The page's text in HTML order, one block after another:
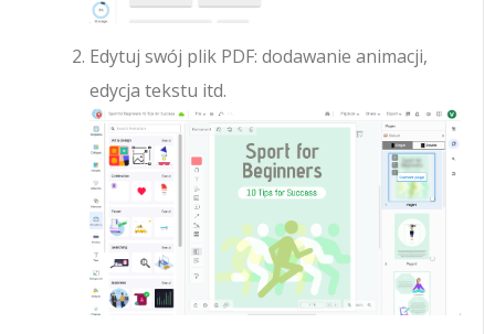
Edytuj swój plik PDF: dodawanie animacji,
edycja tekstu itd.